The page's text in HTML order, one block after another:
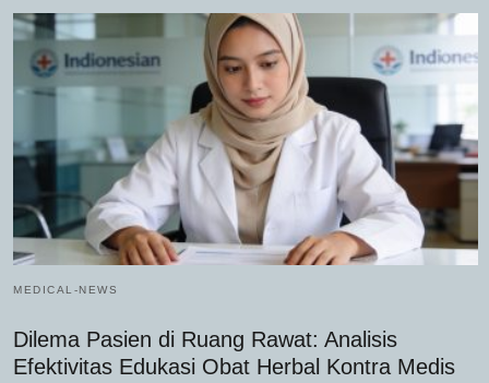
MEDICAL-NEWS
Dilema Pasien di Ruang Rawat: Analisis
Efektivitas Edukasi Obat Herbal Kontra Medis